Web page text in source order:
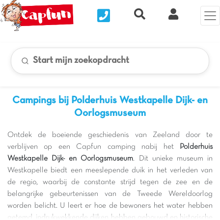
Nous contacterRecherche rapide
Mijn Clix
Start mijn zoekopdracht
Campings bij Polderhuis Westkapelle Dijk- en
Oorlogsmuseum
Ontdek de boeiende geschiedenis van Zeeland door te
verblijven op een Capfun camping nabij het
Polderhuis
Westkapelle Dijk- en Oorlogsmuseum. Dit unieke museum in
Westkapelle biedt een meeslepende duik in het verleden van
de regio, waarbij de constante strijd tegen de zee en de
belangrijke gebeurtenissen van de Tweede Wereldoorlog
worden belicht. U leert er hoe de bewoners het water hebben
getemd, indrukwekkende dijken hebben gebouwd en historische